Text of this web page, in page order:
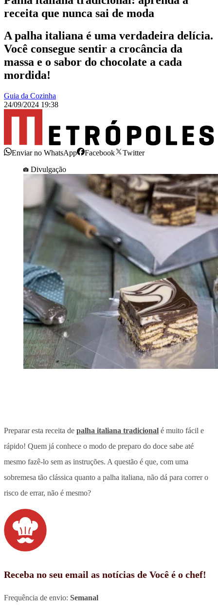
receita que nunca sai de moda
A palha italiana é uma verdadeira delícia.
Você consegue sentir a crocância da
massa e o sabor do chocolate a cada
mordida!
Guia da Cozinha
24/09/2024 19:38
Enviar no WhatsApp Facebook
Twitter
Divulgação
Preparar esta receita de palha italiana tradicional é muito fácil e
rápido! Quem já conhece o modo de preparo do doce sabe até
mesmo fazê-lo sem as instruções. A questão é que, com uma
sobremesa tão clássica quanto a palha italiana, não dá para correr o
risco de errar, não é mesmo?
Receba no seu email as notícias de Você é o chef!
Frequência de envio: Semanal